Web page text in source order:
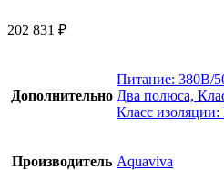
202 831 ₽
Дополнительно
Питание: 380B/
Два полюса,
Класс
Производитель Aquaviva